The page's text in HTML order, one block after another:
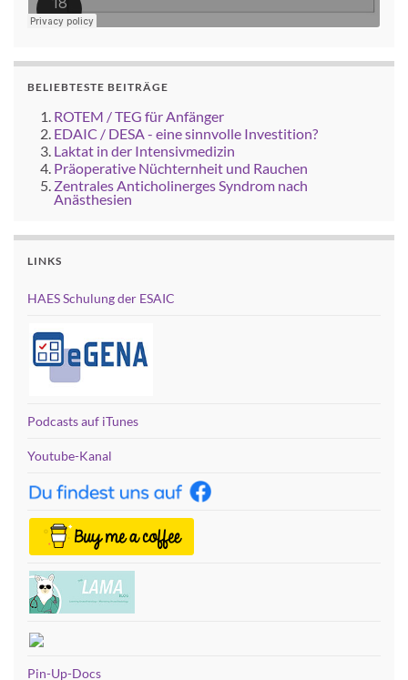
BELIEBTESTE BEITRÄGE
ROTEM / TEG für Anfänger
EDAIC / DESA - eine sinnvolle Investition?
Laktat in der Intensivmedizin
Präoperative Nüchternheit und Rauchen
Zentrales Anticholinerges Syndrom nach
Anästhesien
LINKS
HAES Schulung der ESAIC
Podcasts auf iTunes
Youtube-Kanal
Pin-Up-Docs